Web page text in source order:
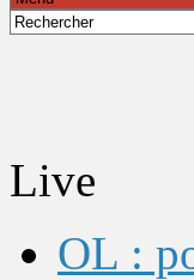
Live
OL :